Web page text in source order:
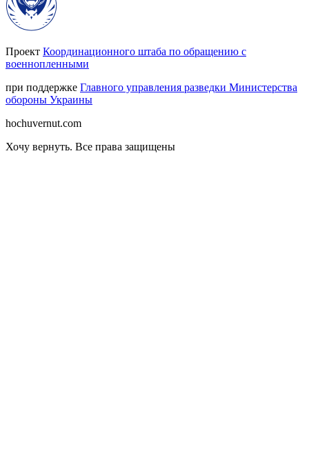
Проект Координационного штаба по обращению с
военнопленными
при поддержке Главного управления разведки Министерства
обороны Украины
hochuvernut.com
Хочу вернуть. Все права защищены